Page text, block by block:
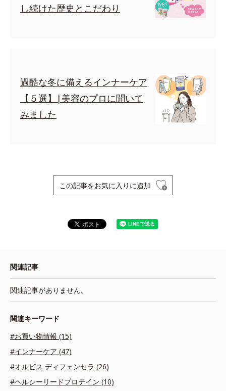
し続けた歴史とこだわり
過酷な冬に備えるインナーケア
【５選】|美容のプロに聞いて
みました
この記事をお気に入りに追加
関連記事
関連記事がありません。
関連キーワード
#お買い物情報 (15)
#インナーケア (47)
#オルビス ディフェンセラ (26)
#ヘルシーリードプロテイン (10)